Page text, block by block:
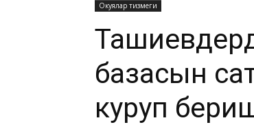
Окуялар тизмеги
базасын
куруп